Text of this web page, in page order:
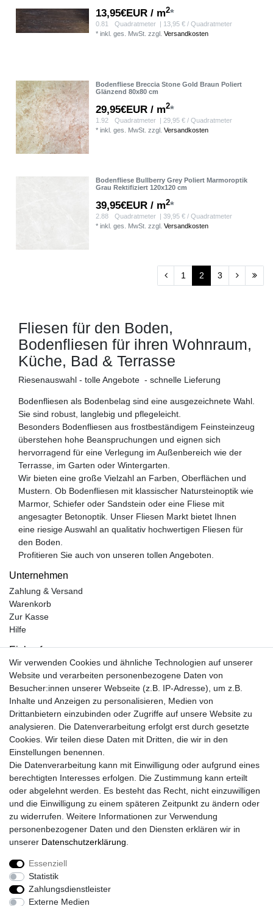
13,95€EUR / m2*
0.81 Quadratmeter
| 13,95 € / Quadratmeter
*inkl. ges. MwSt. zzgl.Versandkosten
Bodenfliese Breccia Stone Gold Braun Poliert
Glänzend 80x80 cm
29,95€EUR / m2*
1.92 Quadratmeter | 29,95 € / Quadratmeter
*inkl. ges. MwSt. zzgl.Versandkosten
Bodenfliese Bullberry Grey Poliert Marmoroptik
Grau Rektifiziert 120x120 cm
39,95€EUR / m2*
2.88 Quadratmeter | 39,95 € / Quadratmeter
*inkl. ges. MwSt. zzgl.Versandkosten
1 2 3
Fliesen für den Boden,
Bodenfliesen für ihren Wohnraum,
Küche, Bad & Terrasse
Riesenauswahl - tolle Angebote - schnelle Lieferung
Bodenfliesen als Bodenbelag sind eine ausgezeichnete Wahl.
Sie sind robust, langlebig und pflegeleicht.
Besonders Bodenfliesen aus frostbeständigem Feinsteinzeug
überstehen hohe Beanspruchungen und eignen sich
hervorragend für eine Verlegung im Außenbereich wie der
Terrasse, im Garten oder Wintergarten.
Wir bieten eine große Vielzahl an Farben, Oberflächen und
Mustern. Ob Bodenfliesen mit klassischer Natursteinoptik wie
Marmor, Schiefer oder Sandstein oder eine Fliese mit
angesagter Betonoptik. Unser Fliesen Markt bietet Ihnen
eine riesige Auswahl an qualitativ hochwertigen Fliesen für
den Boden.
Profitieren Sie auch von unseren tollen Angeboten.
Unternehmen
Zahlung & Versand
Warenkorb
Zur Kasse
Hilfe
Einkaufen
Kontakt
Unsere Öffnungszeiten
Facebook
Instagram
Mein Konto
Registrieren
Login
Unsere Shop´s
Fliesenmarkt Ochtrup
Fliesenmarkt Borken
Fliesenmarkt Bocholt
Widerrufs­recht
Wir verwenden Cookies und ähnliche Technologien auf unserer
Website und verarbeiten personenbezogene Daten von
Besucher:innen unserer Webseite (z.B. IP-Adresse), um z.B.
Inhalte und Anzeigen zu personalisieren, Medien von
Drittanbietern einzubinden oder Zugriffe auf unsere Website zu
analysieren. Die Datenverarbeitung erfolgt erst durch gesetzte
Cookies. Wir teilen diese Daten mit Dritten, die wir in den
Einstellungen benennen.
Die Datenverarbeitung kann mit Einwilligung oder aufgrund eines
berechtigten Interesses erfolgen. Die Zustimmung kann erteilt
oder abgelehnt werden. Es besteht das Recht, nicht einzuwilligen
und die Einwilligung zu einem späteren Zeitpunkt zu ändern oder
zu widerrufen. Weitere Informationen zur Verwendung
personenbezogener Daten und den Diensten erklären wir in
unserer Daten­schutz­erklärung
Essenziell
Statistik
Zahlungsdienstleister
Externe Medien